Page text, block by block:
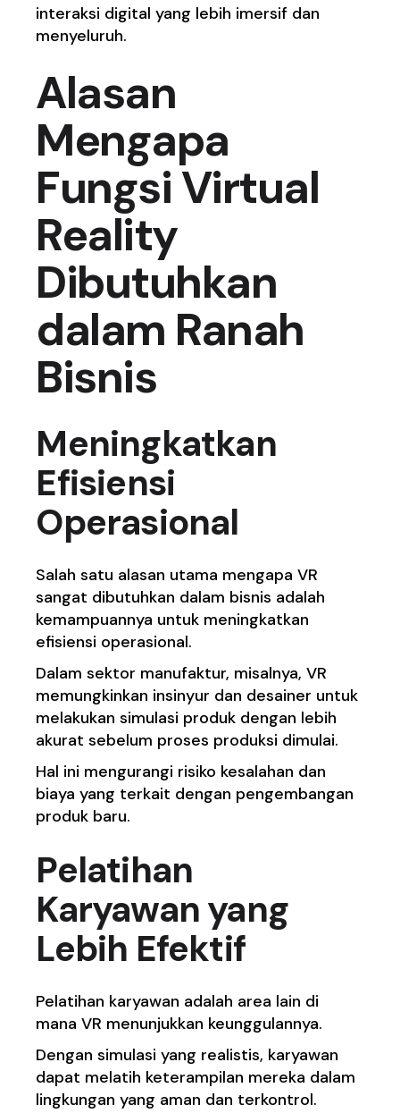
interaksi digital yang lebih imersif dan
menyeluruh.
Alasan
Mengapa
Fungsi Virtual
Reality
Dibutuhkan
dalam Ranah
Bisnis
Meningkatkan
Efisiensi
Operasional
Salah satu alasan utama mengapa VR
sangat dibutuhkan dalam bisnis adalah
kemampuannya untuk meningkatkan
efisiensi operasional.
Dalam sektor manufaktur, misalnya, VR
memungkinkan insinyur dan desainer untuk
melakukan simulasi produk dengan lebih
akurat sebelum proses produksi dimulai.
Hal ini mengurangi risiko kesalahan dan
biaya yang terkait dengan pengembangan
produk baru.
Pelatihan
Karyawan yang
Lebih Efektif
Pelatihan karyawan adalah area lain di
mana VR menunjukkan keunggulannya.
Dengan simulasi yang realistis, karyawan
dapat melatih keterampilan mereka dalam
lingkungan yang aman dan terkontrol.